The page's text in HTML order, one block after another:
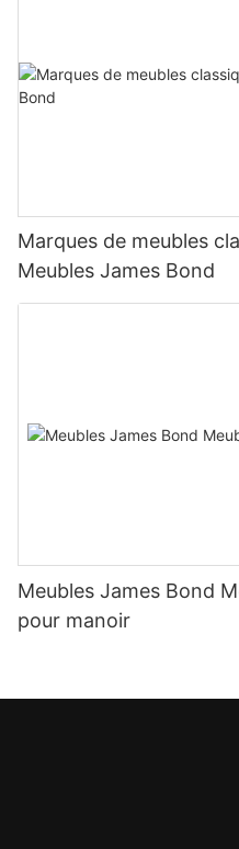
Marques de meubles
Meubles James Bond
Meubles James Bond
pour manoir